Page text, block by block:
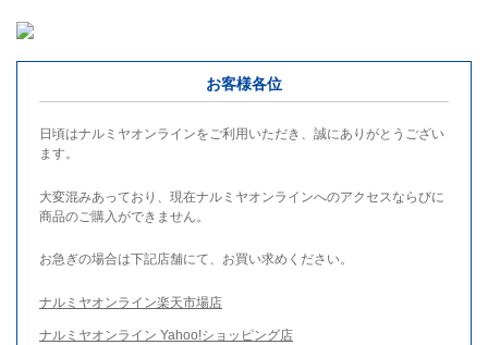
お客様各位
日頃はナルミヤオンラインをご利用いただき、誠にありがとうござい
ます。
大変混みあっており、現在ナルミヤオンラインへのアクセスならびに
商品のご購入ができません。
お急ぎの場合は下記店舗にて、お買い求めください。
ナルミヤオンライン楽天市場店
ナルミヤオンライン Yahoo!ショッピング店